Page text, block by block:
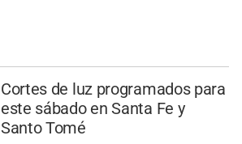
Cortes de luz programados para
este sábado en Santa Fe y
Santo Tomé